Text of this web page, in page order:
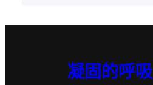
凝固的呼吸